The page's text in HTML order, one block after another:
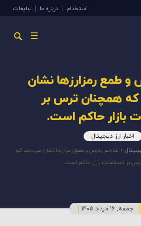
استخدام درباره ما تبلیغات
☰
طمع رمزارزها نشان
همچنان ترس بر
بازار حاکم است.
اخبار ارز دیجیتال
»شاخص ترس و طمع رمزارزها نشان می دهد که
بر احساسات بازار حاکم است.
جمعه, ۱۶ مرداد ۱۴۰۵